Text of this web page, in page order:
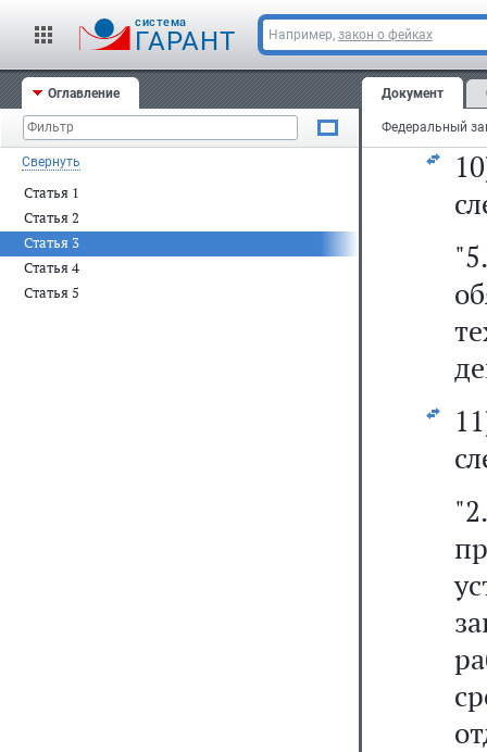
cистема
ГАРАНТ Например, закон о фейках
Оглавление
Свернуть
Статья 1
Статья 2
Статья 3
Статья 4
Статья 5
Документ